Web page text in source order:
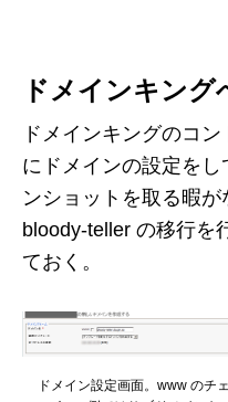
ドメインキング
ドメインキングのコ
にドメインの設定を
ンショットを取る暇
bloody-teller の移行を
ておく。
ドメイン設定画面。www のチ